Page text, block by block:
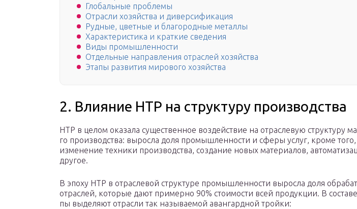
Глобальные проблемы
Отрасли хозяйства и диверсификация
Рудные, цветные и благородные металлы
Характеристика и краткие сведения
Виды промышленности
Отдельные направления отраслей хозяйства
Этапы развития мирового хозяйства
2. Влияние НТР на структуру производства
НТР в целом ока­за­ла су­ще­ствен­ное воз­дей­ствие на от­рас­ле­вую струк­ту­ру
го про­из­вод­ства: вы­рос­ла доля про­мыш­лен­но­сти и сферы услуг, кроме
из­ме­не­ние тех­ни­ки про­из­вод­ства, со­зда­ние новых ма­те­ри­а­лов,
дру­гое.
В эпоху НТР в от­рас­ле­вой струк­ту­ре про­мыш­лен­но­сти вы­рос­ла доля
от­рас­лей, ко­то­рые дают при­мер­но 90% сто­и­мо­сти всей про­дук­ции. В
пы вы­де­ля­ют от­рас­ли так на­зы­ва­е­мой аван­гард­ной трой­ки: